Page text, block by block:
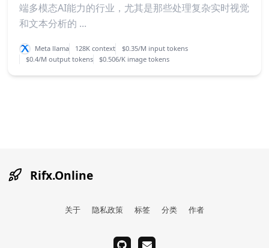
端多模态AI能力的行业，尤其是那些处理复杂实时视觉
和文本分析的 ...
Meta llama 128K context
$0.35/M input tokens
$0.4/M output tokens
$0.506/K image tokens
Rifx.Online
关于 隐私政策 标签 分类 作者